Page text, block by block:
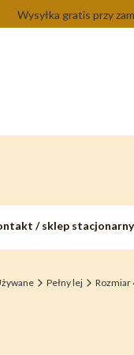
Wysyłka gratis przy
/ sklep stacjonarny
Pełny lej Rozmiar